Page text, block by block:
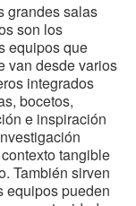
grandes salas
son los
equipos que
van desde varios
integrados
bocetos,
e inspiración
tangible
También sirven
equipos pueden